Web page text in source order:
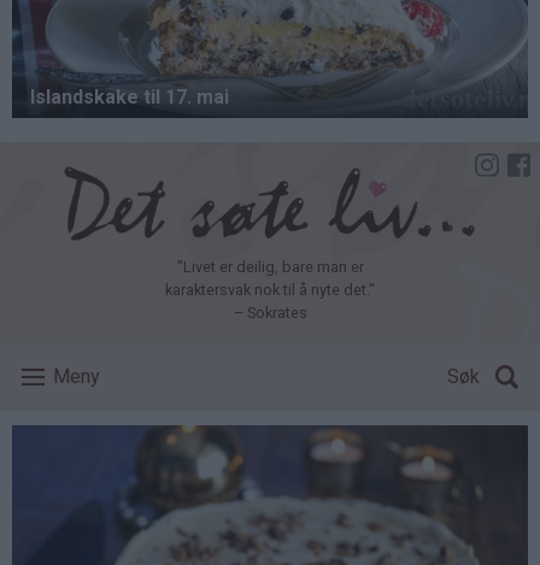
"Livet er deilig, bare man er
karaktersvak nok til å nyte det."
– Sokrates
Meny Søk